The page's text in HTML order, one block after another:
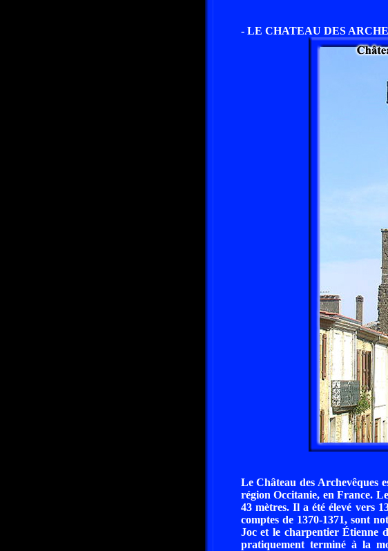
- LE CHATEAU DES
Le Château des Archevêques
région Occitanie, en France.
43 mètres. Il a été élevé vers
comptes de 1370-1371, sont
Joc et le charpentier Étienne
pratiquement terminé à la